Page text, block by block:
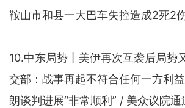
鞍山市和县一大巴车失控造成2死2伤
10.中东局势丨美伊再次互袭后局势
交部：战事再起不符合任何一方利
朗谈判进展“非常顺利” / 美众议院